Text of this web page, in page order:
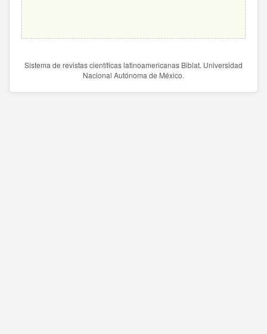
Sistema de revistas científicas latinoamericanas Biblat. Universidad
Nacional Autónoma de México.